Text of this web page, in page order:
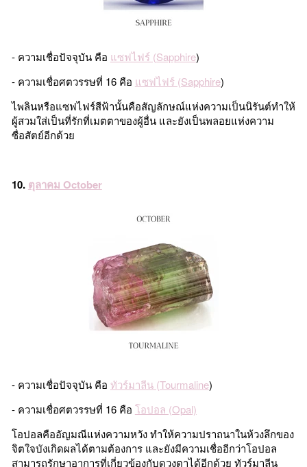
- ความเชื่อปัจจุบัน คือ แซฟไฟร์ (Sapphire)
- ความเชื่อศตวรรษที่ 16 คือ แซฟไฟร์ (Sapphire)
ไพลินหรือแซฟไฟร์สีฟ้านั้นคือสัญลักษณ์แห่งความเป็นนิรันต์ทำให้
ผู้สวมใส่เป็นที่รักที่เมตตาของผู้อื่น และยังเป็นพลอยแห่งความ
ซื่อสัตย์อีกด้วย
10. ตุลาคม October
- ความเชื่อปัจจุบัน คือ ทัวร์มาลีน (Tourmaline)
- ความเชื่อศตวรรษที่ 16 คือ โอปอล (Opal)
โอปอลคืออัญมณีแห่งความหวัง ทำให้ความปราถนาในห้วงลึกของ
จิตใจบังเกิดผลได้ตามต้องการ และยังมีความเชื่ออีกว่าโอปอล
สามารถรักษาอาการที่เกี่ยวข้องกับดวงตาได้อีกด้วย ทัวร์มาลีน